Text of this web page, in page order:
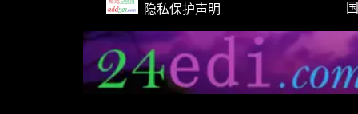
隐私保护声明